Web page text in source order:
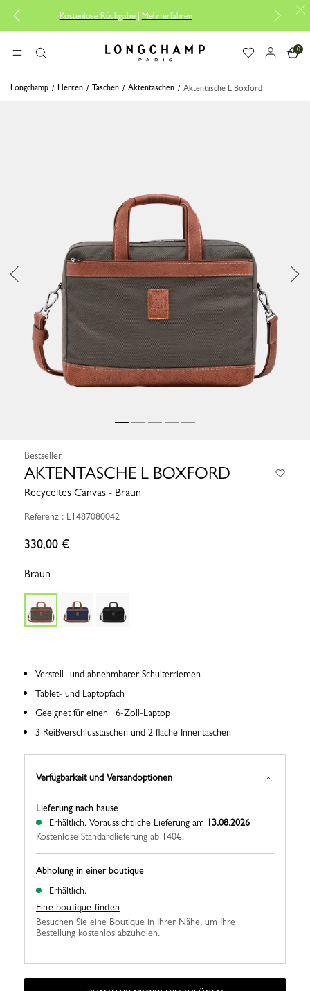
Kostenlose Rückgabe|Mehr erfahren
MENÜSuche Longchamp - Home
0
Longchamp Herren Taschen Aktentaschen Aktentasche L Boxford
Bestseller
AKTENTASCHE L BOXFORD
Recyceltes Canvas - Braun
Referenz : L1487080042
330,00 €
Braun
Verstell- und abnehmbarer Schulterriemen
Tablet- und Laptopfach
Geeignet für einen 16-Zoll-Laptop
3 Reißverschlusstaschen und 2 flache Innentaschen
Verfügbarkeit und Versandoptionen
Abholung in einer boutique
Erhältlich.
Eine boutique finden
Besuchen Sie eine Boutique in Ihrer Nähe, um Ihre
Bestellung kostenlos abzuholen.
Lieferung nach hause
Erhältlich. Voraussichtliche Lieferung am 13.08.2026
Kostenlose Standardlieferung ab 140€.